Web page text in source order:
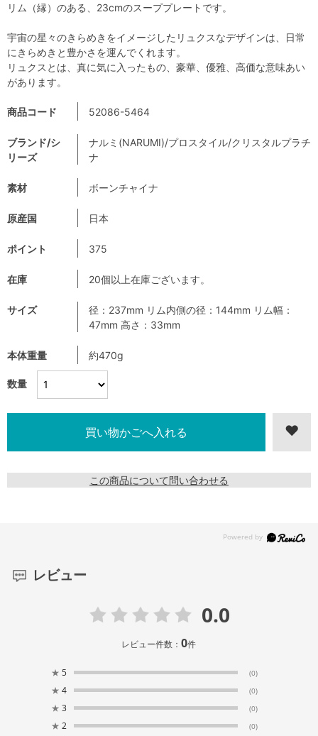
数量
商品コード 52086-5464
ブランド/シ
リーズ
ナルミ(NARUMI)/プロスタイル/クリスタルプラチ
ナ
素材 ボーンチャイナ
原産国 日本
ポイント 375
在庫 20個以上在庫ございます。
サイズ
径：237mm リム内側の径：144mm リム幅：
47mm 高さ：33mm
本体重量 約470g
この商品について問い合わせる
リム（縁）のある、23cmのスーププレートです。
宇宙の星々のきらめきをイメージしたリュクスなデザインは、日常
にきらめきと豊かさを運んでくれます。
リュクスとは、真に気に入ったもの、豪華、優雅、高価な意味あい
があります。
レビュー
0.0
レビュー件数：0件
★ 5 (0)
★ 4 (0)
★ 3 (0)
★ 2 (0)